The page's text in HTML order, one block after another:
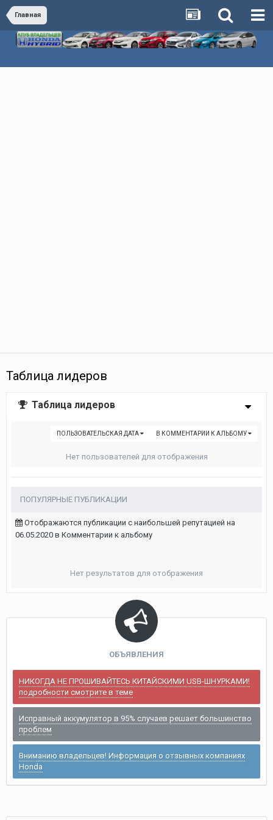
Главная
Таблица лидеров
Таблица лидеров
В КОММЕНТАРИИ К АЛЬБОМУ
ПОЛЬЗОВАТЕЛЬСКАЯ ДАТА
Нет пользователей для отображения
ПОПУЛЯРНЫЕ ПУБЛИКАЦИИ
Отображаются публикации с наибольшей репутацией на
06.05.2020 в Комментарии к альбому
Нет результатов для отображения
ОБЪЯВЛЕНИЯ
НИКОГДА НЕ ПРОШИВАЙТЕСЬ КИТАЙСКИМИ USB-ШНУРКАМИ!
подробности смотрите в теме
Исправный аккумулятор в 95% случаев решает большинство
проблем
Вниманию владельцев! Информация о отзывных компаниях
Honda